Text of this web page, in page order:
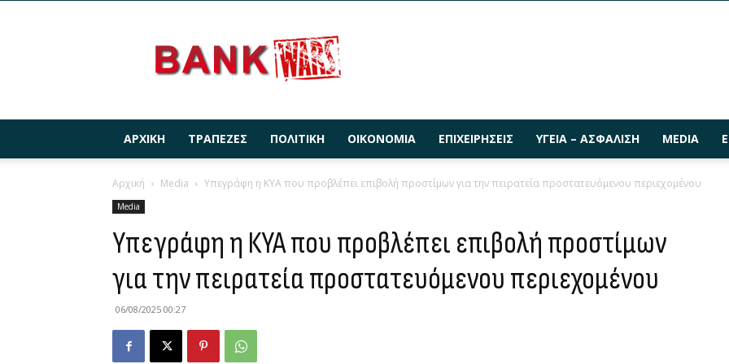
ΑΡΧΙΚΉ ΤΡΆΠΕΖΕΣ ΠΟΛΙΤΙΚΉ ΟΙΚΟΝΟΜΊΑ ΕΠΙΧΕΙΡΉΣΕΙΣ ΥΓΕΊΑ – ΑΣΦΆΛΙΣΗ MEDIA
Αρχική Media Υπεγράφη η ΚΥΑ που προβλέπει επιβολή προστίμων για την πειρατεία προστατευόμενου περιεχομένου
Media
Υπεγράφη η ΚΥΑ που προβλέπει επιβολή προστίμων
για την πειρατεία προστατευόμενου περιεχομένου
06/08/2025 00:27